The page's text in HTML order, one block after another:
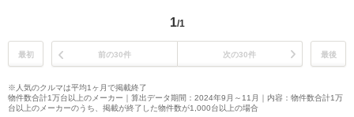
1/1
最初 前の30件 次の30件 最後
※人気のクルマは平均1ヶ月で掲載終了
物件数合計1万台以上のメーカー｜算出データ期間：2024年9月～11月｜内容：物件数合計1万
台以上のメーカーのうち、掲載が終了した物件数が1,000台以上の場合